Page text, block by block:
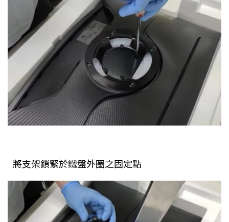
將支架鎖緊於鐵盤外圈之固定點